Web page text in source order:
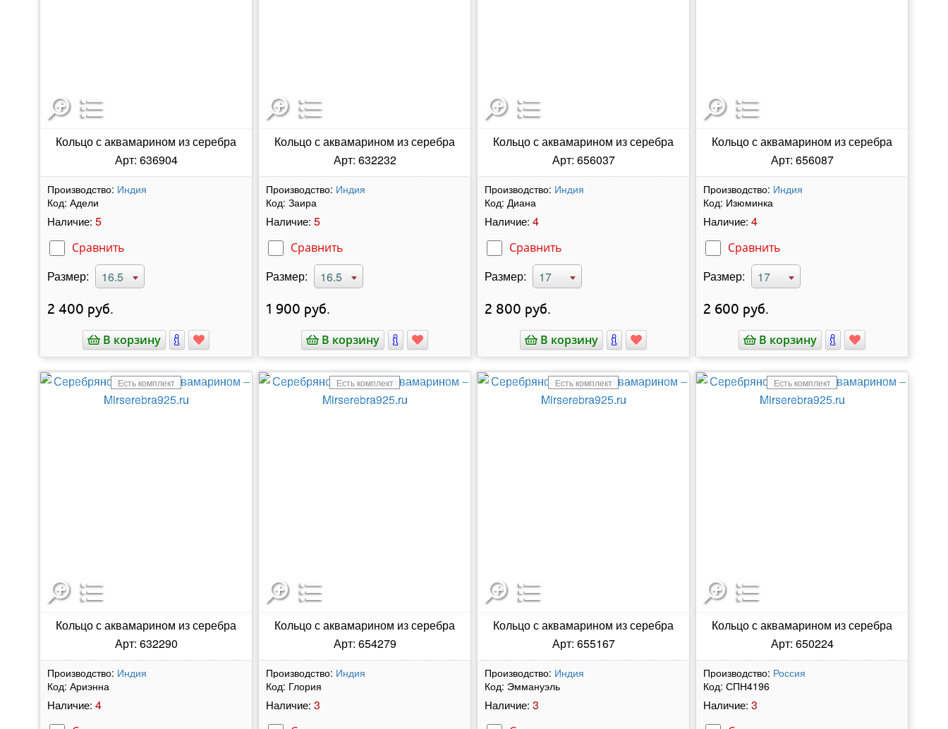
Кольцо с аквамарином из серебра
Арт: 636904
Производство: Индия
Код: Адели
Наличие: 5
Сравнить
Размер: 16.5
2 400 руб.
В корзину
Кольцо с аквамарином из серебра
Арт: 632232
Производство: Индия
Код: Заира
Наличие: 5
Сравнить
Размер: 16.5
1 900 руб.
В корзину
Кольцо с аквамарином из серебра
Арт: 656037
Производство: Индия
Код: Диана
Наличие: 4
Сравнить
Размер: 17
2 800 руб.
В корзину
Кольцо с аквамарином из серебра
Арт: 656087
Производство: Индия
Код: Изюминка
Наличие: 4
Сравнить
Размер: 17
2 600 руб.
В корзину
Есть комплект
Кольцо с аквамарином из серебра
Арт: 632290
Производство: Индия
Код: Ариэнна
Наличие: 4
Есть комплект
Кольцо с аквамарином из серебра
Арт: 654279
Производство: Индия
Код: Глория
Наличие: 3
Есть комплект
Кольцо с аквамарином из серебра
Арт: 655167
Производство: Индия
Код: Эммануэль
Наличие: 3
Есть комплект
Кольцо с аквамарином из серебра
Арт: 650224
Производство: Россия
Код: СПН4196
Наличие: 3